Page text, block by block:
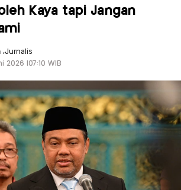
Kaya tapi Jangan
,Jurnalis
2026 |07:10 WIB